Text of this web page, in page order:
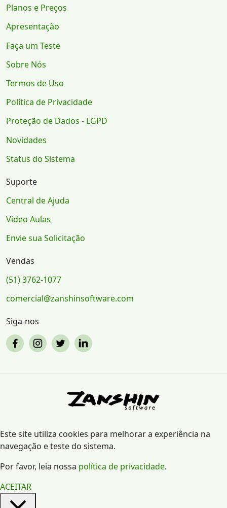
Planos e Preços
Apresentação
Faça um Teste
Sobre Nós
Termos de Uso
Política de Privacidade
Proteção de Dados - LGPD
Novidades
Status do Sistema
Suporte
Central de Ajuda
Video Aulas
Envie sua Solicitação
Vendas
(51) 3762-1077
comercial@zanshinsoftware.com
Siga-nos
Este site utiliza cookies para melhorar a experiência na
navegação e teste do sistema.
Por favor, leia nossa política de privacidade.
ACEITAR